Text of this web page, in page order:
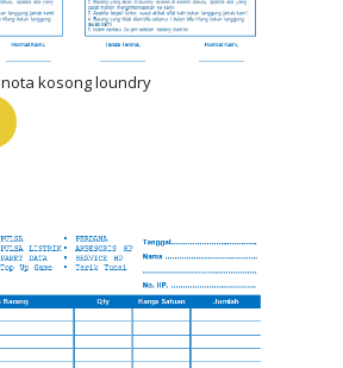
nota kosong loundry